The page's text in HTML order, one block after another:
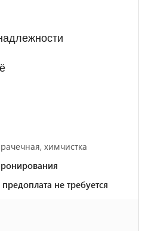
химчистка
не требуется